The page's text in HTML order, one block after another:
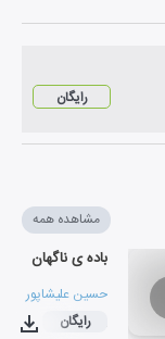
رایگان
مشاهده همه
باده ی ناگهان
حسین علیشاپور
۰۳:۴۴
رایگان